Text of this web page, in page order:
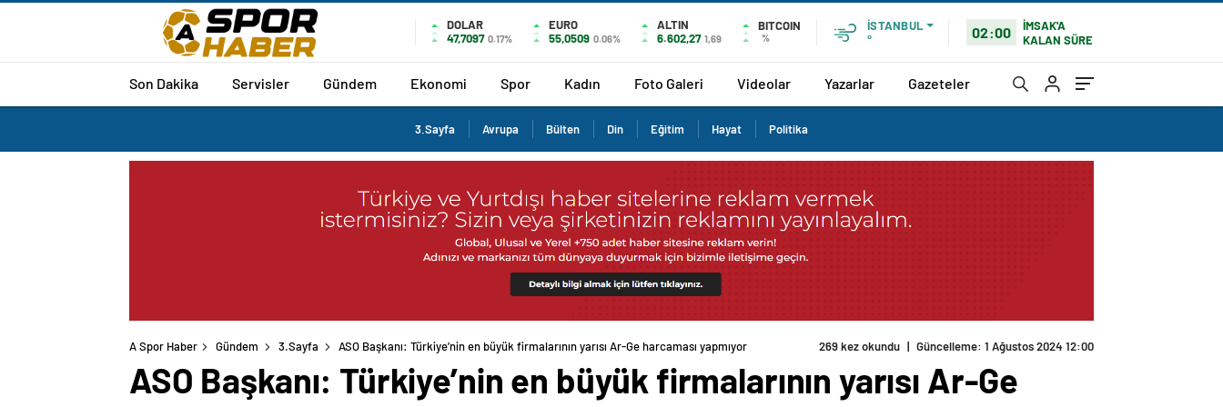
DOLAR
47,7097 0.17%
EURO
55,0509 0.06%
ALTIN
6.602,27 1,69
BITCOIN
%
İSTANBUL
°
02:00
İMSAK'A
KALAN SÜRE
Son Dakika Servisler Gündem Ekonomi Spor Kadın Foto Galeri Videolar Yazarlar Gazeteler
3.Sayfa Avrupa Bülten Din Eğitim Hayat Politika
A Spor Haber Gündem 3.Sayfa ASO Başkanı: Türkiye’nin en büyük firmalarının yarısı Ar-Ge harcaması yapmıyor
ASO Başkanı: Türkiye’nin en büyük firmalarının yarısı Ar-Ge